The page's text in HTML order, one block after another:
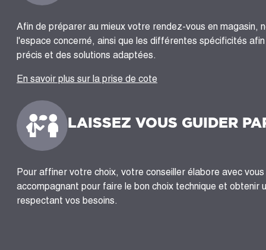
Afin de préparer au mieux votre rendez-vous en magasin,
l'espace concerné, ainsi que les différentes spécificités
précis et des solutions adaptées.
En savoir plus sur la prise de cote
LAISSEZ VOUS GUIDER
Pour affiner votre choix, votre conseiller élabore avec
accompagnant pour faire le bon choix technique et obtenir
respectant vos besoins.